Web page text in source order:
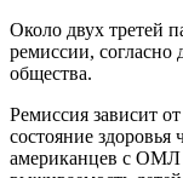
Около двух третей
ремиссии, согласно
общества.
Ремиссия зависит
состояние
американцев с ОМЛ